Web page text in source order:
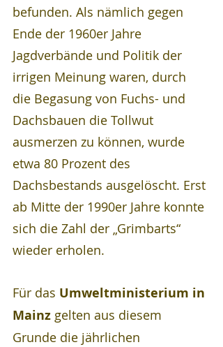
befunden. Als nämlich gegen
Ende der 1960er Jahre
Jagdverbände und Politik der
irrigen Meinung waren, durch
die Begasung von Fuchs- und
Dachsbauen die Tollwut
ausmerzen zu können, wurde
etwa 80 Prozent des
Dachsbestands ausgelöscht. Erst
ab Mitte der 1990er Jahre konnte
sich die Zahl der „Grimbarts“
wieder erholen.
Für das Umweltministerium in
Mainz gelten aus diesem
Grunde die jährlichen